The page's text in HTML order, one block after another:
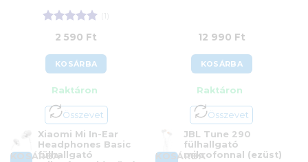
Értékelés:5
/ 52 590 Ft
KOSÁRBA
Raktáron
Összevet
KOSÁRBA
Xiaomi Mi In-Ear
Headphones Basic
fülhallgató
12 990 Ft
KOSÁRBA
Raktáron
Összevet
KOSÁRBA
JBL Tune 290
fülhallgató
mikrofonnal (ezüst)